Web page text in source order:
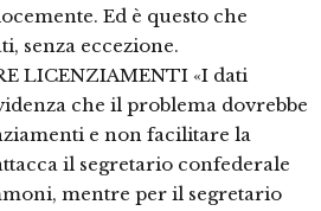
Ed è questo che
senza eccezione.
LICENZIAMENTI «I dati
che il problema dovrebbe
e non facilitare la
il segretario confederale
mentre per il segretario